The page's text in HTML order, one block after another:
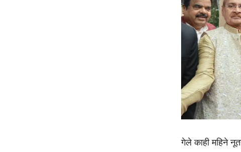
गेले काही महिने